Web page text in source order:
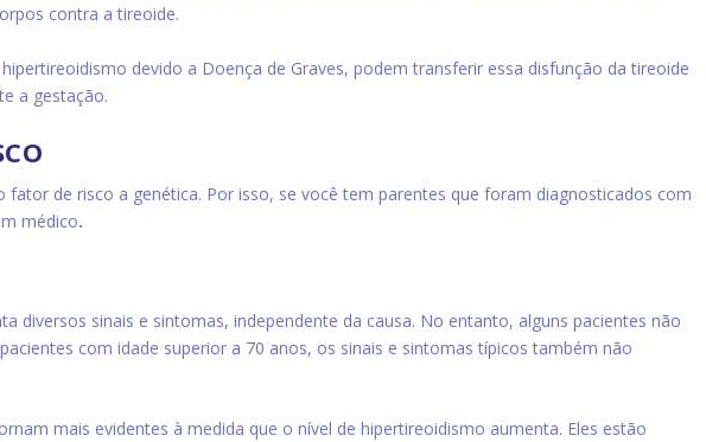
contra a tireoide.
devido a Doença de Graves, podem transferir essa disfunção da tireoide
a gestação.
de risco a genética. Por isso, se você tem parentes que foram diagnosticados com
médico.
diversos sinais e sintomas, independente da causa. No entanto, alguns pacientes não
com idade superior a 70 anos, os sinais e sintomas típicos também não
mais evidentes à medida que o nível de hipertireoidismo aumenta. Eles estão